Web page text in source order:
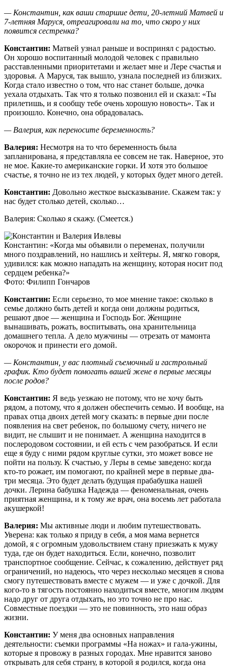
— Константин, как ваши старшие дети, 20-летний Матвей и
7-летняя Маруся, отреагировали на то, что скоро у них
появится сестренка?
Константин: Матвей узнал раньше и воспринял с радостью.
Он хорошо воспитанный молодой человек с правильно
расставленными приоритетами и желает мне и Лере счастья и
здоровья. А Маруся, так вышло, узнала последней из близких.
Когда стало известно о том, что нас станет больше, дочка
уехала отдыхать. Так что я только позвонил ей и сказал: «Ты
прилетишь, и я сообщу тебе очень хорошую новость». Так и
произошло. Конечно, она обрадовалась.
— Валерия, как переносите беременность?
Валерия: Несмотря на то что беременность была
запланирована, я представляла ее совсем не так. Наверное, это
не мое. Какие-то американские горки. И хотя это большое
счастье, я точно не из тех людей, у которых будет много детей.
Константин: Довольно жесткое высказывание. Скажем так: у
нас будет столько детей, сколько…
Валерия: Сколько я скажу. (Смеется.)
Константин: «Когда мы объявили о переменах, получили
много поздравлений, но нашлись и хейтеры. Я, мягко говоря,
удивился: как можно нападать на женщину, которая носит под
сердцем ребенка?»
Фото: Филипп Гончаров
Константин: Если серьезно, то мое мнение такое: сколько в
семье должно быть детей и когда они должны родиться,
решают двое — женщина и Господь Бог. Женщине
вынашивать, рожать, воспитывать, она хранительница
домашнего тепла. А дело мужчины — отрезать от мамонта
окорочок и принести его домой.
— Константин, у вас плотный съемочный и гастрольный
график. Кто будет помогать вашей жене в первые месяцы
после родов?
Константин: Я ведь уезжаю не потому, что не хочу быть
рядом, а потому, что я должен обеспечить семью. И вообще, на
правах отца двоих детей могу сказать: в первые дни после
появления на свет ребенок, по большому счету, ничего не
видит, не слышит и не понимает. А женщина находится в
послеродовом состоянии, и ей есть с чем разобраться. И если
еще я буду с ними рядом круглые сутки, это может вовсе не
пойти на пользу. К счастью, у Леры в семье заведено: когда
кто-то рожает, им помогают, по крайней мере в первые два-
три месяца. Это будет делать будущая прабабушка нашей
дочки. Лерина бабушка Надежда — феноменальная, очень
приятная женщина, и к тому же врач, она восемь лет работала
акушеркой!
Валерия: Мы активные люди и любим путешествовать.
Уверена: как только я приду в себя, а моя мама вернется
домой, я с огромным удовольствием стану приезжать к мужу
туда, где он будет находиться. Если, конечно, поз­волит
транспортное сообщение. Сейчас, к сожалению, действует ряд
ограничений, но надеюсь, что через несколько месяцев я снова
смогу путешествовать вместе с мужем — и уже с дочкой. Для
кого-то в тягость постоянно находиться вместе, многим людям
надо друг от друга отдыхать, но это точно не про нас.
Совместные поездки — это не повинность, это наш образ
жизни.
Константин: У меня два основных направления
деятельности: съемки программы «На ножах» и гала-ужины,
которые я провожу в разных городах. Мне нравится заново
открывать для себя страну, в которой я родился, когда она